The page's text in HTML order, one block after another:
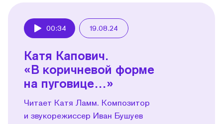
00:34 19.08.24
Катя Капович.
«В коричневой форме
на пуговице…»
Читает Катя Ламм. Композитор
и звукорежиссер Иван Бушуев